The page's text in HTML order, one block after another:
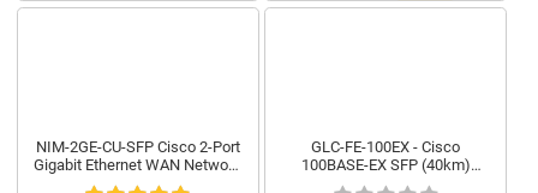
NIM-2GE-CU-SFP Cisco 2-Port
Gigabit Ethernet WAN Network
Interface Module
GLC-FE-100EX - Cisco
100BASE-EX SFP (40km)
Industrial